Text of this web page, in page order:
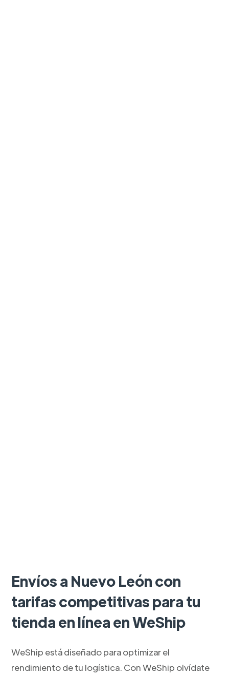
Envíos a Nuevo León con
tarifas competitivas para tu
tienda en línea en WeShip
WeShip está diseñado para optimizar el
rendimiento de tu logística. Con WeShip olvídate